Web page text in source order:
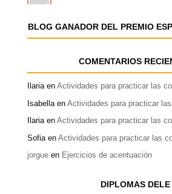
BLOG GANADOR DEL PREMIO
COMENTARIOS
Ilariaen Actividades para practicar las
Isabellaen Actividades para practicar
Ilariaen Actividades para practicar las
Sofiaen Actividades para practicar las
jorgueen Ejercicios de acentuación
DIPLOMAS DELE